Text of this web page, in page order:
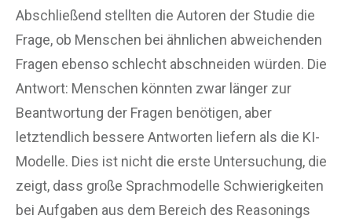
Abschließend stellten die Autoren der Studie die
Frage, ob Menschen bei ähnlichen abweichenden
Fragen ebenso schlecht abschneiden würden. Die
Antwort: Menschen könnten zwar länger zur
Beantwortung der Fragen benötigen, aber
letztendlich bessere Antworten liefern als die KI-
Modelle. Dies ist nicht die erste Untersuchung, die
zeigt, dass große Sprachmodelle Schwierigkeiten
bei Aufgaben aus dem Bereich des Reasonings